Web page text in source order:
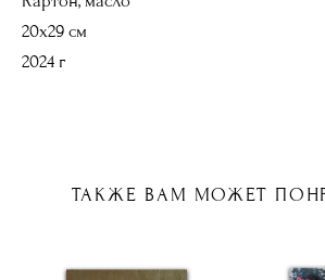
20х29 см
2024 г
ТАКЖЕ ВАМ МОЖЕТ